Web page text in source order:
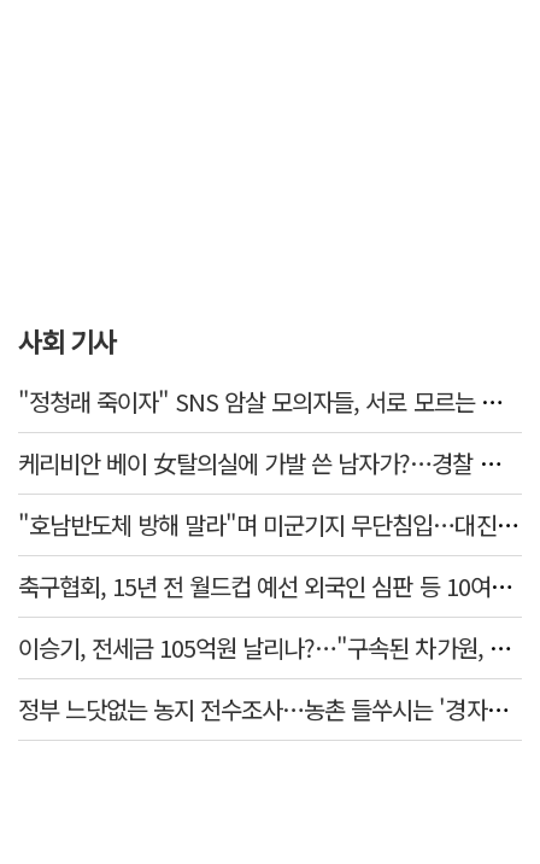
사회 기사
"정청래 죽이자" SNS 암살 모의자들, 서로 모르는 사이였다…檢송치
케리비안 베이 女탈의실에 가발 쓴 남자가?…경찰 추적 중
"호남반도체 방해 말라"며 미군기지 무단침입…대진연 회원 3명 '구속'
축구협회, 15년 전 월드컵 예선 외국인 심판 등 10여명에 '성 접대'
이승기, 전세금 105억원 날리나?…"구속된 차가원, 형사 범죄 영역"
정부 느닷없는 농지 전수조사…농촌 들쑤시는 '경자유전'의 칼날